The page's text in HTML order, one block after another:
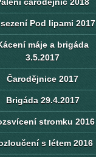
Pod lipami 2017
máje a brigáda
3.5.2017
Čarodějnice 2017
Brigáda 29.4.2017
stromku 2016
s létem 2016